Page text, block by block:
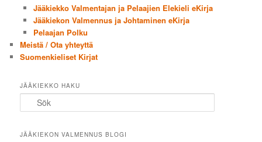
Jääkiekko Valmentajan ja Pelaajien Elekieli eKirja
Jääkiekon Valmennus ja Johtaminen eKirja
Pelaajan Polku
Meistä / Ota yhteyttä
Suomenkieliset Kirjat
JÄÄKIEKKO HAKU
JÄÄKIEKON VALMENNUS BLOGI